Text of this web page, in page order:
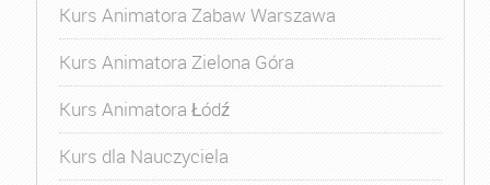
Kurs Animatora Zabaw Warszawa
Kurs Animatora Zielona Góra
Kurs Animatora Łódź
Kurs dla Nauczyciela